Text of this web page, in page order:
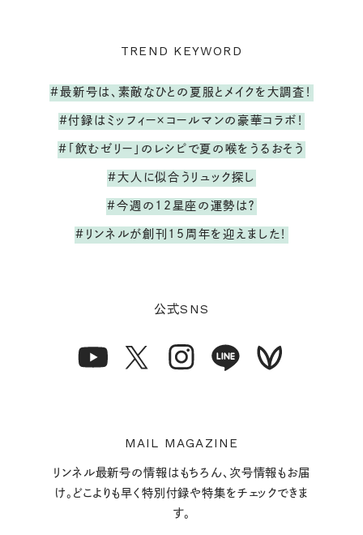
TREND KEYWORD
#最新号は、素敵なひとの夏服とメイクを大調査！
#付録はミッフィー×コールマンの豪華コラボ！
#「飲むゼリー」のレシピで夏の喉をうるおそう
#大人に似合うリュック探し
#今週の12星座の運勢は？
#リンネルが創刊15周年を迎えました！
公式SNS
MAIL MAGAZINE
リンネル最新号の情報はもちろん、次号情報もお届
け。どこよりも早く特別付録や特集をチェックできま
す。